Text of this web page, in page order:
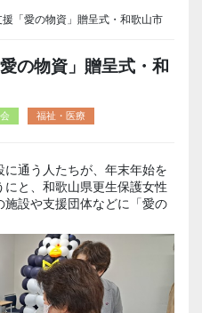
「愛の物資」贈呈式・和歌山市
の物資」贈呈式・和
福祉・医療
通う人たちが、年末年始を
と、和歌山県更生保護女性
設や支援団体などに「愛の